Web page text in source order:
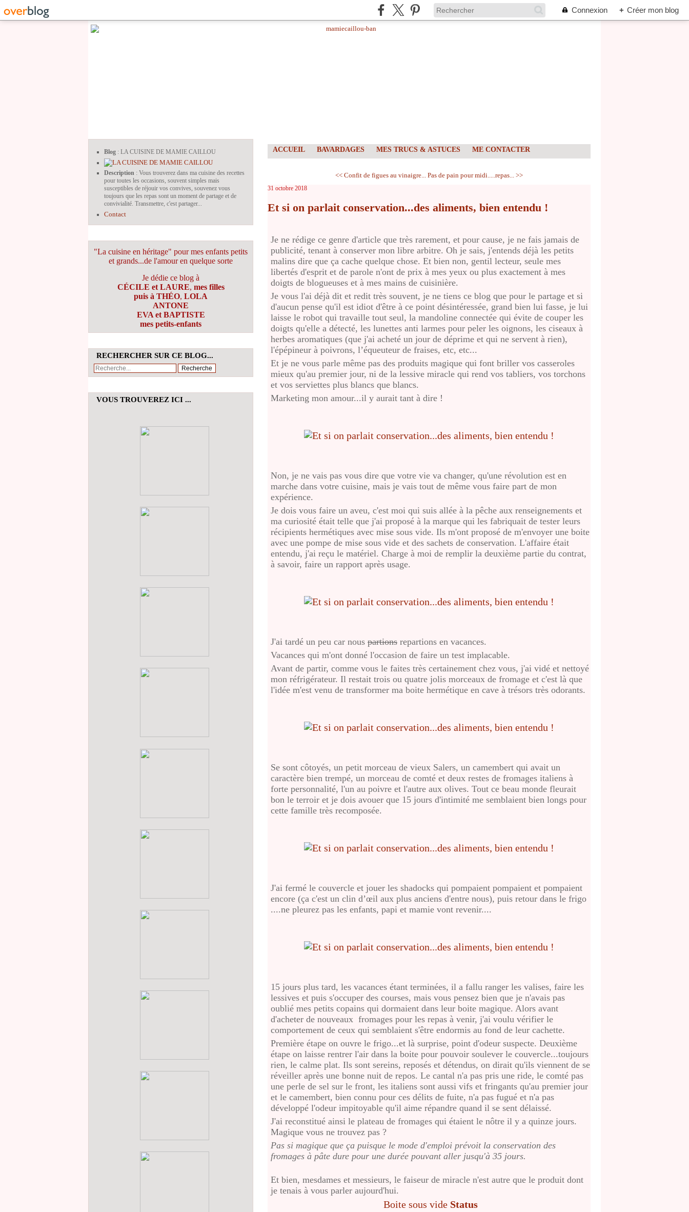
Connexion + Créer mon blog
Blog : LA CUISINE DE MAMIE CAILLOU
Description : Vous trouverez dans ma cuisine des recettes
pour toutes les occasions, souvent simples mais
susceptibles de réjouir vos convives, souvenez vous
toujours que les repas sont un moment de partage et de
convivialité. Transmettre, c'est partager...
Contact
"La cuisine en héritage" pour mes enfants petits
et grands...de l'amour en quelque sorte
Je dédie ce blog à
CÉCILE et LAURE, mes filles
puis à THÉO, LOLA
ANTONE
EVA et BAPTISTE
mes petits-enfants
RECHERCHER SUR CE BLOG...
VOUS TROUVEREZ ICI ...
ACCUEIL BAVARDAGES MES TRUCS & ASTUCES ME CONTACTER
<< Confit de figues au vinaigre... Pas de pain pour midi.....repas... >>
31 octobre 2018
Et si on parlait conservation...des aliments, bien entendu !
Je ne rédige ce genre d'article que très rarement, et pour cause, je ne fais jamais de
publicité, tenant à conserver mon libre arbitre. Oh je sais, j'entends déjà les petits
malins dire que ça cache quelque chose. Et bien non, gentil lecteur, seule mes
libertés d'esprit et de parole n'ont de prix à mes yeux ou plus exactement à mes
doigts de blogueuses et à mes mains de cuisinière.
Je vous l'ai déjà dit et redit très souvent, je ne tiens ce blog que pour le partage et si
d'aucun pense qu'il est idiot d'être à ce point désintéressée, grand bien lui fasse, je lui
laisse le robot qui travaille tout seul, la mandoline connectée qui évite de couper les
doigts qu'elle a détecté, les lunettes anti larmes pour peler les oignons, les ciseaux à
herbes aromatiques (que j'ai acheté un jour de déprime et qui ne servent à rien),
l'épépineur à poivrons, l’équeuteur de fraises, etc, etc...
Et je ne vous parle même pas des produits magique qui font briller vos casseroles
mieux qu'au premier jour, ni de la lessive miracle qui rend vos tabliers, vos torchons
et vos serviettes plus blancs que blancs.
Marketing mon amour...il y aurait tant à dire !
Non, je ne vais pas vous dire que votre vie va changer, qu'une révolution est en
marche dans votre cuisine, mais je vais tout de même vous faire part de mon
expérience.
Je dois vous faire un aveu, c'est moi qui suis allée à la pêche aux renseignements et
ma curiosité était telle que j'ai proposé à la marque qui les fabriquait de tester leurs
récipients hermétiques avec mise sous vide. Ils m'ont proposé de m'envoyer une boite
avec une pompe de mise sous vide et des sachets de conservation. L'affaire était
entendu, j'ai reçu le matériel. Charge à moi de remplir la deuxième partie du contrat,
à savoir, faire un rapport après usage.
J'ai tardé un peu car nous partions repartions en vacances.
Vacances qui m'ont donné l'occasion de faire un test implacable.
Avant de partir, comme vous le faites très certainement chez vous, j'ai vidé et nettoyé
mon réfrigérateur. Il restait trois ou quatre jolis morceaux de fromage et c'est là que
l'idée m'est venu de transformer ma boite hermétique en cave à trésors très odorants.
Se sont côtoyés, un petit morceau de vieux Salers, un camembert qui avait un
caractère bien trempé, un morceau de comté et deux restes de fromages italiens à
forte personnalité, l'un au poivre et l'autre aux olives. Tout ce beau monde fleurait
bon le terroir et je dois avouer que 15 jours d'intimité me semblaient bien longs pour
cette famille très recomposée.
J'ai fermé le couvercle et jouer les shadocks qui pompaient pompaient et pompaient
encore (ça c'est un clin d’œil aux plus anciens d'entre nous), puis retour dans le frigo
....ne pleurez pas les enfants, papi et mamie vont revenir....
15 jours plus tard, les vacances étant terminées, il a fallu ranger les valises, faire les
lessives et puis s'occuper des courses, mais vous pensez bien que je n'avais pas
oublié mes petits copains qui dormaient dans leur boite magique. Alors avant
d'acheter de nouveaux fromages pour les repas à venir, j'ai voulu vérifier le
comportement de ceux qui semblaient s'être endormis au fond de leur cachette.
Première étape on ouvre le frigo...et là surprise, point d'odeur suspecte. Deuxième
étape on laisse rentrer l'air dans la boite pour pouvoir soulever le couvercle...toujours
rien, le calme plat. Ils sont sereins, reposés et détendus, on dirait qu'ils viennent de se
réveiller après une bonne nuit de repos. Le cantal n'a pas pris une ride, le comté pas
une perle de sel sur le front, les italiens sont aussi vifs et fringants qu'au premier jour
et le camembert, bien connu pour ces délits de fuite, n'a pas fugué et n'a pas
développé l'odeur impitoyable qu'il aime répandre quand il se sent délaissé.
J'ai reconstitué ainsi le plateau de fromages qui étaient le nôtre il y a quinze jours.
Magique vous ne trouvez pas ?
Pas si magique que ça puisque le mode d'emploi prévoit la conservation des
fromages à pâte dure pour une durée pouvant aller jusqu'à 35 jours.
Et bien, mesdames et messieurs, le faiseur de miracle n'est autre que le produit dont
je tenais à vous parler aujourd'hui.
Boite sous videStatus